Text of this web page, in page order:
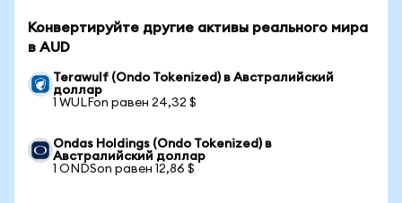
Конвертируйте другие активы реального мира
в AUD
Terawulf (Ondo Tokenized) в Австралийский
доллар
1 WULFon равен 24,32 $
Ondas Holdings (Ondo Tokenized) в
Австралийский доллар
1 ONDSon равен 12,86 $